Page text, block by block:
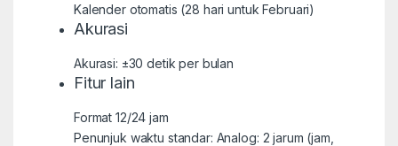
Kalender otomatis (28 hari untuk Februari)
Akurasi
Akurasi: ±30 detik per bulan
Fitur lain
Format 12/24 jam
Penunjuk waktu standar: Analog: 2 jarum (jam,